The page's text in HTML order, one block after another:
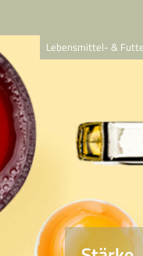
Lebensmittel- &
Nutrition Care